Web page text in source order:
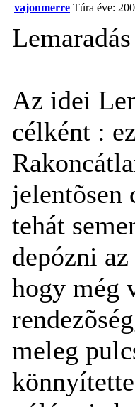
vajonmerre Túra éve:
Az idei
célként :
jelentõsen
tehát
depózni
hogy még
meleg